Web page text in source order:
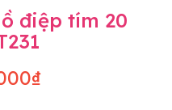
điệp tím 20